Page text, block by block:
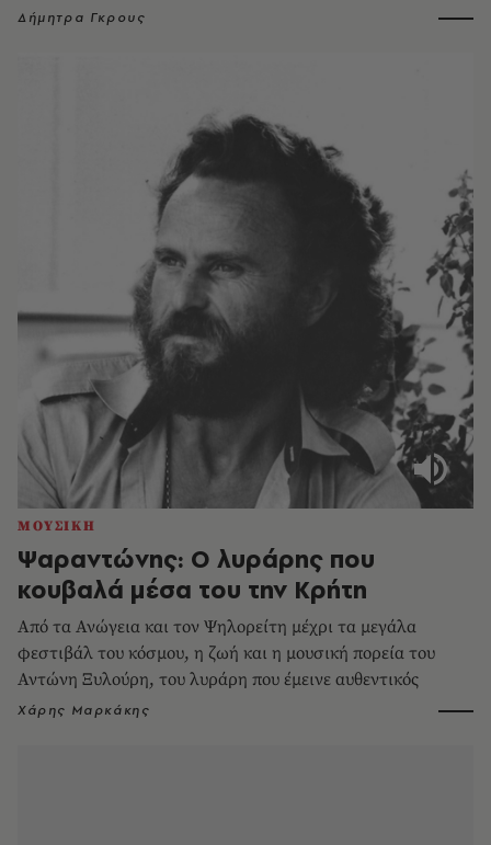
Δήμητρα Γκρους
ΜΟΥΣΙΚΗ
Ψαραντώνης: Ο λυράρης που
κουβαλά μέσα του την Κρήτη
Από τα Ανώγεια και τον Ψηλορείτη μέχρι τα μεγάλα
φεστιβάλ του κόσμου, η ζωή και η μουσική πορεία του
Αντώνη Ξυλούρη, του λυράρη που έμεινε αυθεντικός
Χάρης Μαρκάκης